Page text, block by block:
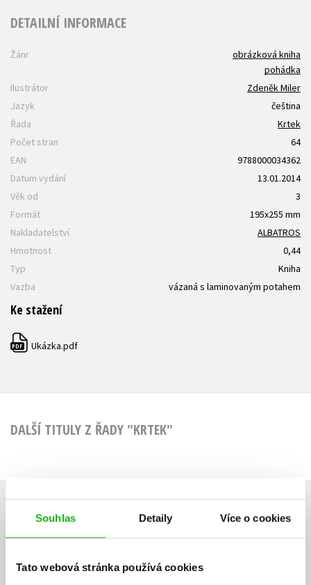
Souhlas Detaily Více o cookies
Tato webová stránka používá cookies
DETAILNÍ INFORMACE
Žánr
obrázková kniha
pohádka
Ilustrátor
Zdeněk Miler
Jazyk
čeština
Řada
Krtek
Počet stran
64
EAN
9788000034362
Datum vydání
13.01.2014
Věk od
3
Formát
195x255 mm
Nakladatelství
ALBATROS
Hmotnost
0,44
Typ
Kniha
Vazba
vázaná s laminovaným potahem
Ke stažení
PDF Ukázka.pdf
DALŠÍ TITULY Z ŘADY "KRTEK"
HODNOCENÍ ČTENÁŘŮ